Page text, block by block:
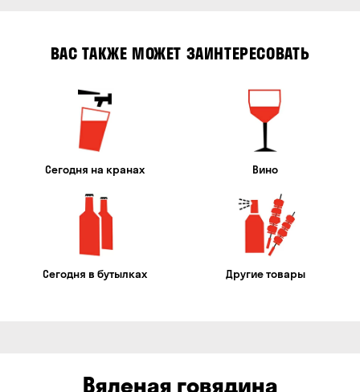
ВАС ТАКЖЕ МОЖЕТ ЗАИНТЕРЕСОВАТЬ
Сегодня на кранах Вино
Сегодня в бутылках Другие товары
Вяленая говядина